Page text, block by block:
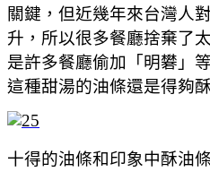
關鍵，但近幾年來台灣人
升，所以很多餐廳捨棄了
是許多餐廳偷加「明礬」
這種甜湯的油條還是得夠
十得的油條和印象中酥油